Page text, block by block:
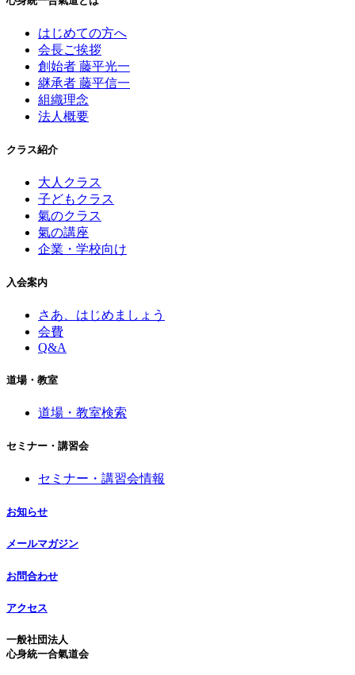
はじめての方へ
会長ご挨拶
創始者 藤平光一
継承者 藤平信一
組織理念
法人概要
クラス紹介
大人クラス
子どもクラス
氣のクラス
氣の講座
企業・学校向け
入会案内
さあ、はじめましょう
会費
Q&A
道場・教室
道場・教室検索
セミナー・講習会
セミナー・講習会情報
お知らせ
メールマガジン
お問合わせ
アクセス
一般社団法人
心身統一合氣道会